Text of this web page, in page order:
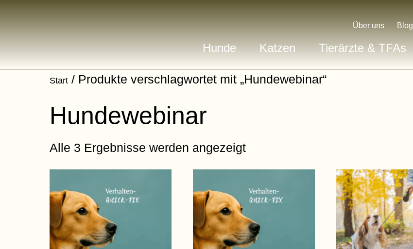
Über uns Blog
Hunde Katzen Tierärzte & TFAs
Start / Produkte verschlagwortet mit „Hundewebinar“
Hundewebinar
Alle 3 Ergebnisse werden angezeigt